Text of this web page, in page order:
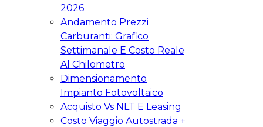
2026
Andamento Prezzi
Carburanti: Grafico
Settimanale E Costo Reale
Al Chilometro
Dimensionamento
Impianto Fotovoltaico
Acquisto Vs NLT E Leasing
Costo Viaggio Autostrada +